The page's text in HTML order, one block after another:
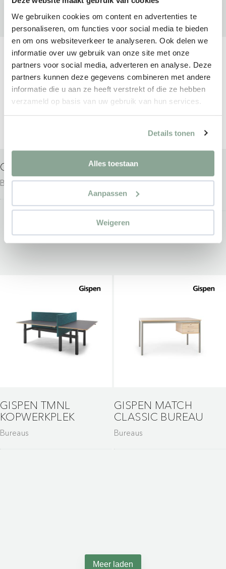
We gebruiken cookies om content en advertenties te
personaliseren, om functies voor social media te bieden
en om ons websiteverkeer te analyseren. Ook delen we
informatie over uw gebruik van onze site met onze
partners voor social media, adverteren en analyse. Deze
partners kunnen deze gegevens combineren met andere
informatie die u aan ze heeft verstrekt of die ze hebben
verzameld op basis van uw gebruik van hun services.
Details tonen
Alles toestaan
Aanpassen
Weigeren
GISPEN IC BENCH
Bureaus
GISPEN TMNL FOUR-
PACK
Bureaus
GISPEN TMNL
KOPWERKPLEK
Bureaus
GISPEN MATCH
CLASSIC BUREAU
Bureaus
Meer laden